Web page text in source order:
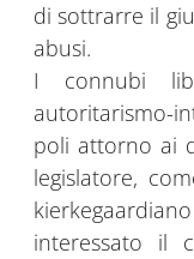
di sottrarre il
abusi.
I connubi
autoritarismo-
poli attorno ai
legislatore,
interessato il